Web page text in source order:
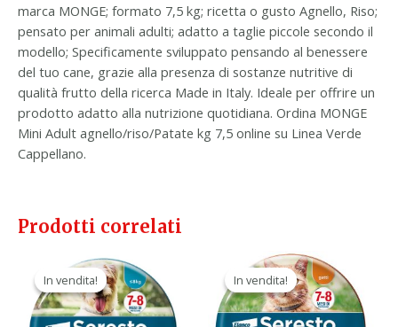
marca MONGE; formato 7,5 kg; ricetta o gusto Agnello, Riso;
pensato per animali adulti; adatto a taglie piccole secondo il
modello; Specificamente sviluppato pensando al benessere
del tuo cane, grazie alla presenza di sostanze nutritive di
qualità frutto della ricerca Made in Italy. Ideale per offrire un
prodotto adatto alla nutrizione quotidiana. Ordina MONGE
Mini Adult agnello/riso/Patate kg 7,5 online su Linea Verde
Cappellano.
Prodotti correlati
In vendita!
In vendita!
Il
prezzo
originale
era:
54,70 €.
prezzo
attuale
è:
29,90 €.
In vendita!
In vendita!
Il
prezzo
originale
era:
53,00 €.
prezzo
attuale
è:
29,90 €.